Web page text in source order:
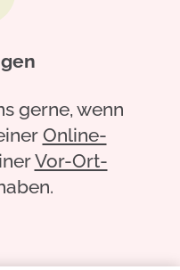
gerne, wenn
Online-
Vor-Ort-